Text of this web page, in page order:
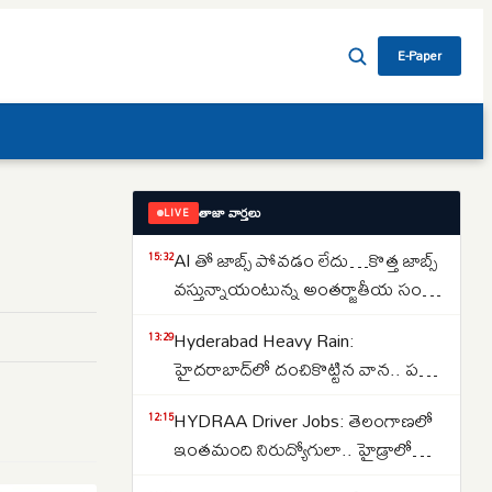
E-Paper
LIVE తాజా వార్తలు
15:32AI తో జాబ్స్ పోవడం లేదు…కొత్త జాబ్స్
వస్తున్నాయంటున్న అంతర్జాతీయ సంస్థ
13:29Hyderabad Heavy Rain:
హైదరాబాద్‌లో దంచికొట్టిన వాన.. పలు
అత్యవసరమైతే తప్ప ఇళ్ల నుంచి
బయటకు రావొద్దని సూచన..
12:15HYDRAA Driver Jobs: తెలంగాణలో
ఇంతమంది నిరుద్యోగులా.. హైడ్రాలో